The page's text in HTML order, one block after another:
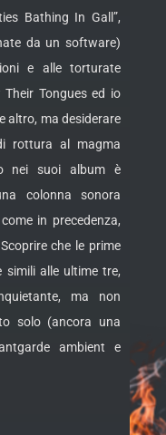
Bathing In Gall”,
da un software)
e alle torturate
Tongues ed io
altro, ma desiderare
rottura al magma
nei suoi album è
colonna sonora
in precedenza,
che le prime
simili alle ultime tre,
ma non
solo (ancora una
ambient e